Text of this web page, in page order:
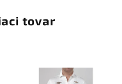
tovar